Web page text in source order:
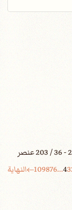
عنصر
3
4
...
6
7
8
9
10 النهاية